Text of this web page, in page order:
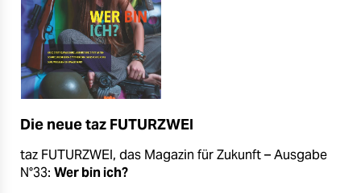
Die neue taz FUTURZWEI
taz FUTURZWEI, das Magazin für Zukunft – Ausgabe
N°33: Wer bin ich?